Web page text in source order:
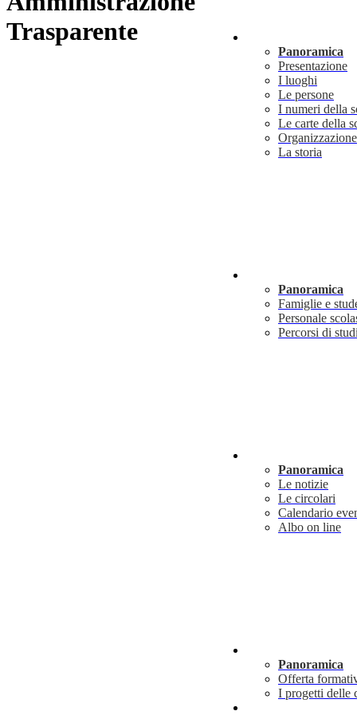
Panoramica
Presentazione
I luoghi
Le persone
I numeri della
Le carte della
Organizzazione
La storia
Panoramica
Famiglie e
Personale
Percorsi di
Panoramica
Le notizie
Le circolari
Calendario
Albo on line
Panoramica
Offerta
I progetti delle
Trasparente